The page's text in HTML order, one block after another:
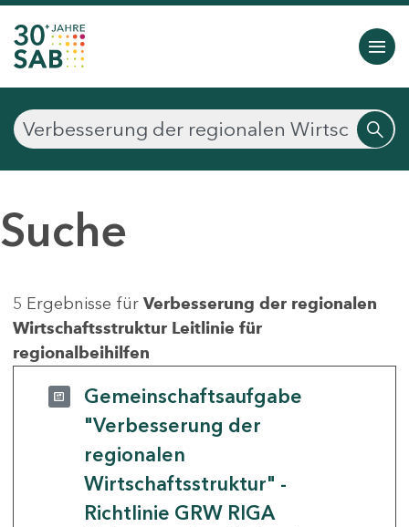
Suche
5 Ergebnisse für Verbesserung der regionalen
Wirtschaftsstruktur Leitlinie für
regionalbeihilfen
Gemeinschaftsaufgabe
"Verbesserung der
regionalen
Wirtschaftsstruktur" -
Richtlinie GRW RIGA